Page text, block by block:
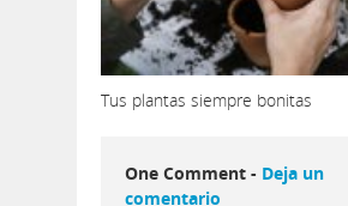
Tus plantas siempre bonitas
One Comment - Deja un
comentario